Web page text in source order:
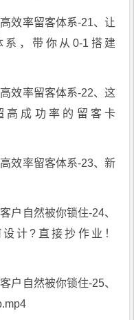
效率留客体系-21、让
，带你从0-1搭建
效率留客体系-22、这
高成功率的留客卡
效率留客体系-23、新
户自然被你锁住-24、
计?直接抄作业！
户自然被你锁住-25、